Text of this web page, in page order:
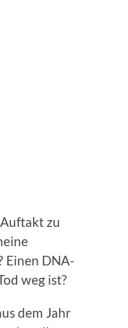
zu
Einen DNA-
weg ist?
dem Jahr